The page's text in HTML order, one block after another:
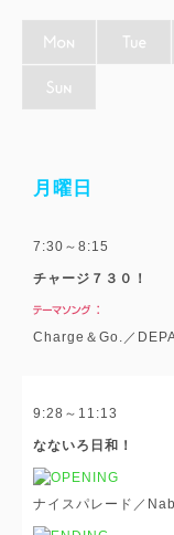
月曜日
7:30～8:15
チャージ７３０！
Charge＆Go.／
9:28～11:13
なないろ日和！
ナイスパレード／